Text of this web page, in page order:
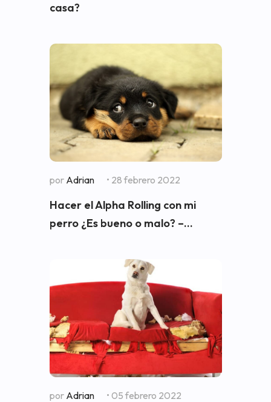
casa?
por Adrian • 28 febrero 2022
Hacer el Alpha Rolling con mi
perro ¿Es bueno o malo? –...
por Adrian • 05 febrero 2022